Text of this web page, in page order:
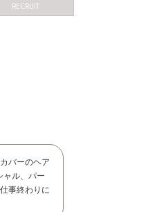
RECRUIT
バーのヘア
ャル、パー
事終わりに